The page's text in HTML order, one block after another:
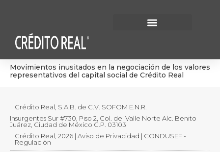
Movimientos inusitados en la negociación de los valores
representativos del capital social de Crédito Real
Crédito Real, S.A.B. de C.V. SOFOM E.N.R.
Insurgentes Sur #730, Piso 2, Col. del Valle Norte Alc. Benito
Juárez, Ciudad de México C.P. 03103
Crédito Real, 2026 | Aviso de Privacidad | CONDUSEF -
Regulación